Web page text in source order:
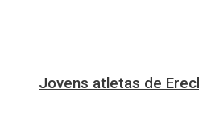
Jovens atletas de